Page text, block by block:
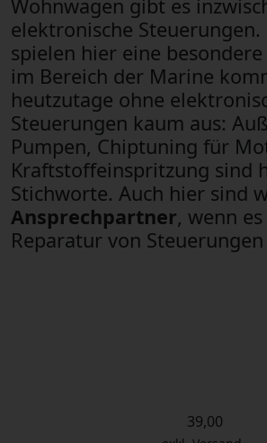
Wohnwagen gibt es
elektronische
spielen hier eine besondere
im Bereich der Marine
heutzutage ohne
Steuerungen kaum aus:
Pumpen, Chiptuning für
Kraftstoffeinspritzung sind
Stichworte. Auch hier sind
Ansprechpartner, wenn
Reparatur von
39,00